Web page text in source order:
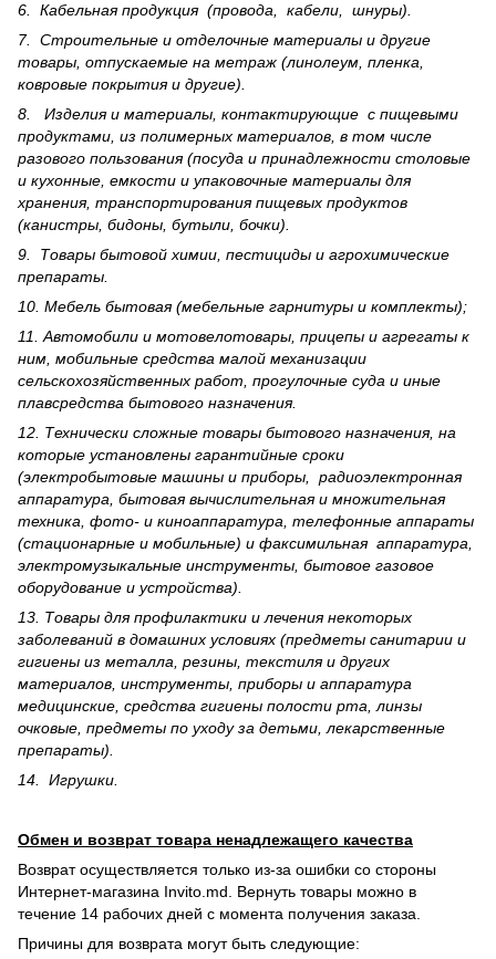
6. Кабельная продукция (провода, кабели, шнуры).
7. Строительные и отделочные материалы и другие
товары, отпускаемые на метраж (линолеум, пленка,
ковровые покрытия и другие).
8. Изделия и материалы, контактирующие с пищевыми
продуктами, из полимерных материалов, в том числе
разового пользования (посуда и принадлежности столовые
и кухонные, емкости и упаковочные материалы для
хранения, транспортирования пищевых продуктов
(канистры, бидоны, бутыли, бочки).
9. Товары бытовой химии, пестициды и агрохи­мические
препараты.
10. Мебель бытовая (мебельные гарнитуры и комплекты);
11. Автомобили и мотовелотовары, прицепы и агрегаты к
ним, мобильные средства малой механизации
сельскохозяйственных работ, прогулочные суда и иные
плавсредства бытового назначения.
12. Технически сложные товары бытового назна­чения, на
которые установлены гарантийные сроки
(электробытовые машины и приборы, радиоэлектронная
аппаратура, бытовая вычислительная и множительная
техника, фото- и киноаппаратура, телефонные аппараты
(стационарные и мобильные) и факсимильная аппаратура,
электрому­зыкальные инструменты, бытовое газовое
оборудование и устройства).
13. Товары для профилактики и лечения некоторых
заболеваний в домашних условиях (предметы санитарии и
гигиены из металла, резины, текстиля и других
материалов, инструменты, приборы и аппаратура
медицинские, средства гигиены полости рта, линзы
очковые, предметы по уходу за детьми, лекарственные
препараты).
14. Игрушки.
Обмен и возврат товара ненадлежащего качества
Возврат осуществляется только из-за ошибки со стороны
Интернет-магазина Invito.md. Вернуть товары можно в
течение 14 рабочих дней с момента получения заказа.
Причины для возврата могут быть следующие: